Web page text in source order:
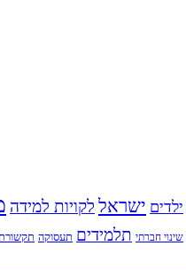
ילדים ישראל לקויות למידה
שינוי חברתי תלמידים תעסוקה תקשורת